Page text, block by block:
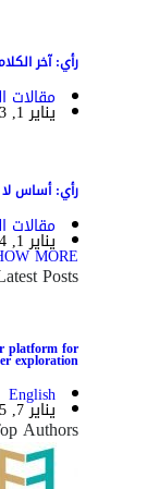
رأي: آخر
مقالات
يناير 1, 2023
رأي: أساس
مقالات
يناير 1, 2024
MORE
Posts
platform for
exploration
English
يناير 7, 2025
Authors